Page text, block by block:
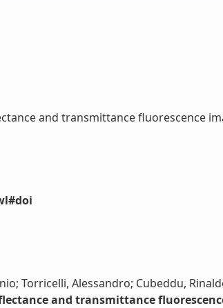
and transmittance fluorescence
Torricelli, Alessandro; Cubeddu,
and transmittance